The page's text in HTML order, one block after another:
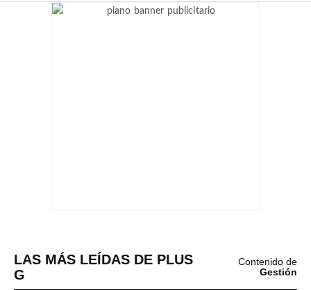
LAS MÁS LEÍDAS DE PLUS
G
Contenido de
Gestión